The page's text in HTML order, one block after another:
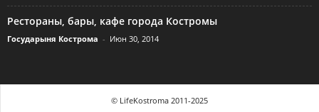
Рестораны, бары, кафе города Костромы
Государыня Кострома - Июн 30, 2014
© LifeKostroma 2011-2025